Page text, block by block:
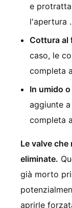
e
l'apertura .
Cottura al
caso, le
completa
In umido
aggiunte
completa
Le valve
eliminate.
già morto
aprirle